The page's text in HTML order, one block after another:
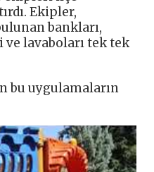
Ekipler,
bankları,
lavaboları tek tek
bu uygulamaların